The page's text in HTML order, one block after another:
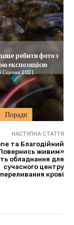
Поради
робити фото з
експозицією
Серпня 2021
НАСТУПНА СТАТТЯ
та Благодійний
живим»
обладнання для
сучасного центру
переливання крові